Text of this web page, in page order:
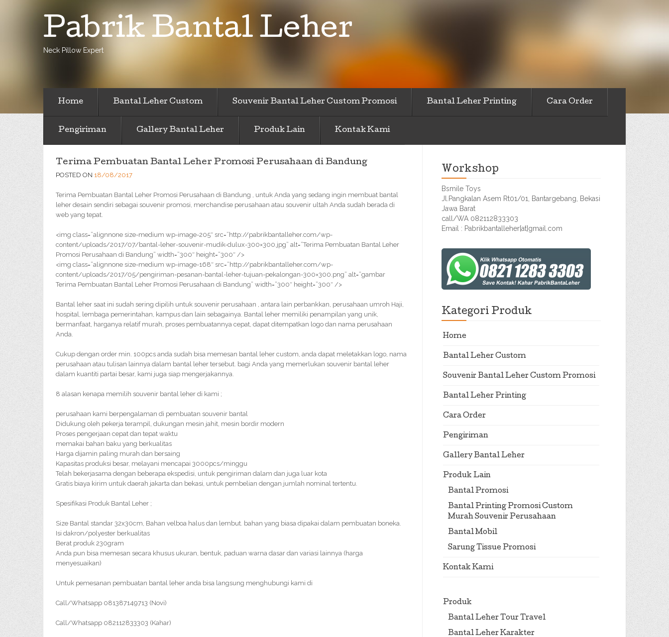
Pabrik Bantal Leher
Neck Pillow Expert
Home Bantal Leher Custom Souvenir Bantal Leher Custom Promosi Bantal Leher Printing Cara Order
Pengiriman Gallery Bantal Leher Produk Lain Kontak Kami
Terima Pembuatan Bantal Leher Promosi Perusahaan di Bandung
POSTED ON 18/08/2017
Terima Pembuatan Bantal Leher Promosi Perusahaan di Bandung , untuk Anda yang sedang ingin membuat bantal
leher desain sendiri sebagai souvenir promosi, merchandise perusahaan atau souvenir ultah Anda sudah berada di
web yang tepat.
<img class=”alignnone size-medium wp-image-205″ src=”http://pabrikbantalleher.com/wp-
content/uploads/2017/07/bantal-leher-souvenir-mudik-dulux-300×300.jpg” alt=”Terima Pembuatan Bantal Leher
Promosi Perusahaan di Bandung” width=”300″ height=”300″ />
<img class=”alignnone size-medium wp-image-168″ src=”http://pabrikbantalleher.com/wp-
content/uploads/2017/05/pengiriman-pesanan-bantal-leher-tujuan-pekalongan-300×300.png” alt=”gambar
Terima Pembuatan Bantal Leher Promosi Perusahaan di Bandung” width=”300″ height=”300″ />
Bantal leher saat ini sudah sering dipilih untuk souvenir perusahaan , antara lain perbankkan, perusahaan umroh Haji,
hospital, lembaga pemerintahan, kampus dan lain sebagainya. Bantal leher memiliki penampilan yang unik,
bermanfaat, harganya relatif murah, proses pembuatannya cepat, dapat ditempatkan logo dan nama perusahaan
Anda.
Cukup dengan order min. 100pcs anda sudah bisa memesan bantal leher custom, anda dapat meletakkan logo, nama
perusahaan atau tulisan lainnya dalam bantal leher tersebut. bagi Anda yang memerlukan souvenir bantal leher
dalam kuantiti partai besar, kami juga siap mengerjakannya.
8 alasan kenapa memilih souvenir bantal leher di kami ;
perusahaan kami berpengalaman di pembuatan souvenir bantal
Didukung oleh pekerja terampil, dukungan mesin jahit, mesin bordir modern
Proses pengerjaan cepat dan tepat waktu
memakai bahan baku yang berkualitas
Harga dijamin paling murah dan bersaing
Kapasitas produksi besar, melayani mencapai 3000pcs/minggu
Telah bekerjasama dengan beberapa ekspedisi, untuk pengiriman dalam dan juga luar kota
Gratis biaya kirim untuk daerah jakarta dan bekasi, untuk pembelian dengan jumlah nominal tertentu.
Spesifikasi Produk Bantal Leher ;
Size Bantal standar 32x30cm, Bahan velboa halus dan lembut. bahan yang biasa dipakai dalam pembuatan boneka.
Isi dakron/polyester berkualitas
Berat produk 230gram
Anda pun bisa memesan secara khusus ukuran, bentuk, paduan warna dasar dan variasi lainnya (harga
menyesuaikan)
Untuk pemesanan pembuatan bantal leher anda bisa langsung menghubungi kami di
Call/Whatsapp 081387149713 (Novi)
Call/Whatsapp 082112833303 (Kahar)
Workshop
Bsmile Toys
Jl.Pangkalan Asem Rt01/01, Bantargebang, Bekasi
Jawa Barat
call/WA 082112833303
Email : Pabrikbantalleher[at]gmail.com
Kategori Produk
Home
Bantal Leher Custom
Souvenir Bantal Leher Custom Promosi
Bantal Leher Printing
Cara Order
Pengiriman
Gallery Bantal Leher
Produk Lain
Bantal Promosi
Bantal Printing Promosi Custom
Murah Souvenir Perusahaan
Bantal Mobil
Sarung Tissue Promosi
Kontak Kami
Produk
Bantal Leher Tour Travel
Bantal Leher Karakter